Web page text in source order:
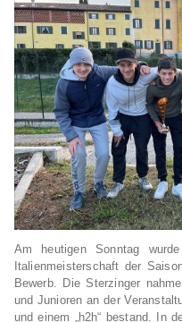
Am heutigen Sonntag
Italienmeisterschaft der
Bewerb. Die Sterzinger
und Junioren an der
und einem „h2h“ bestand. In